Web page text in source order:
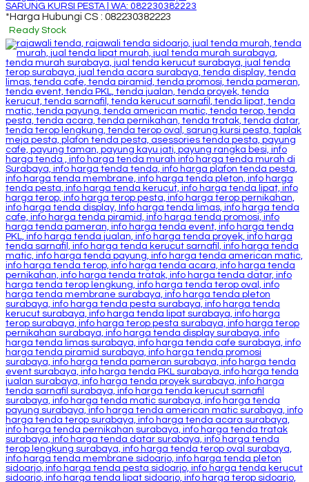
SARUNG KURSI PESTA | WA: 082230382223
*Harga Hubungi CS : 082230382223
Ready Stock